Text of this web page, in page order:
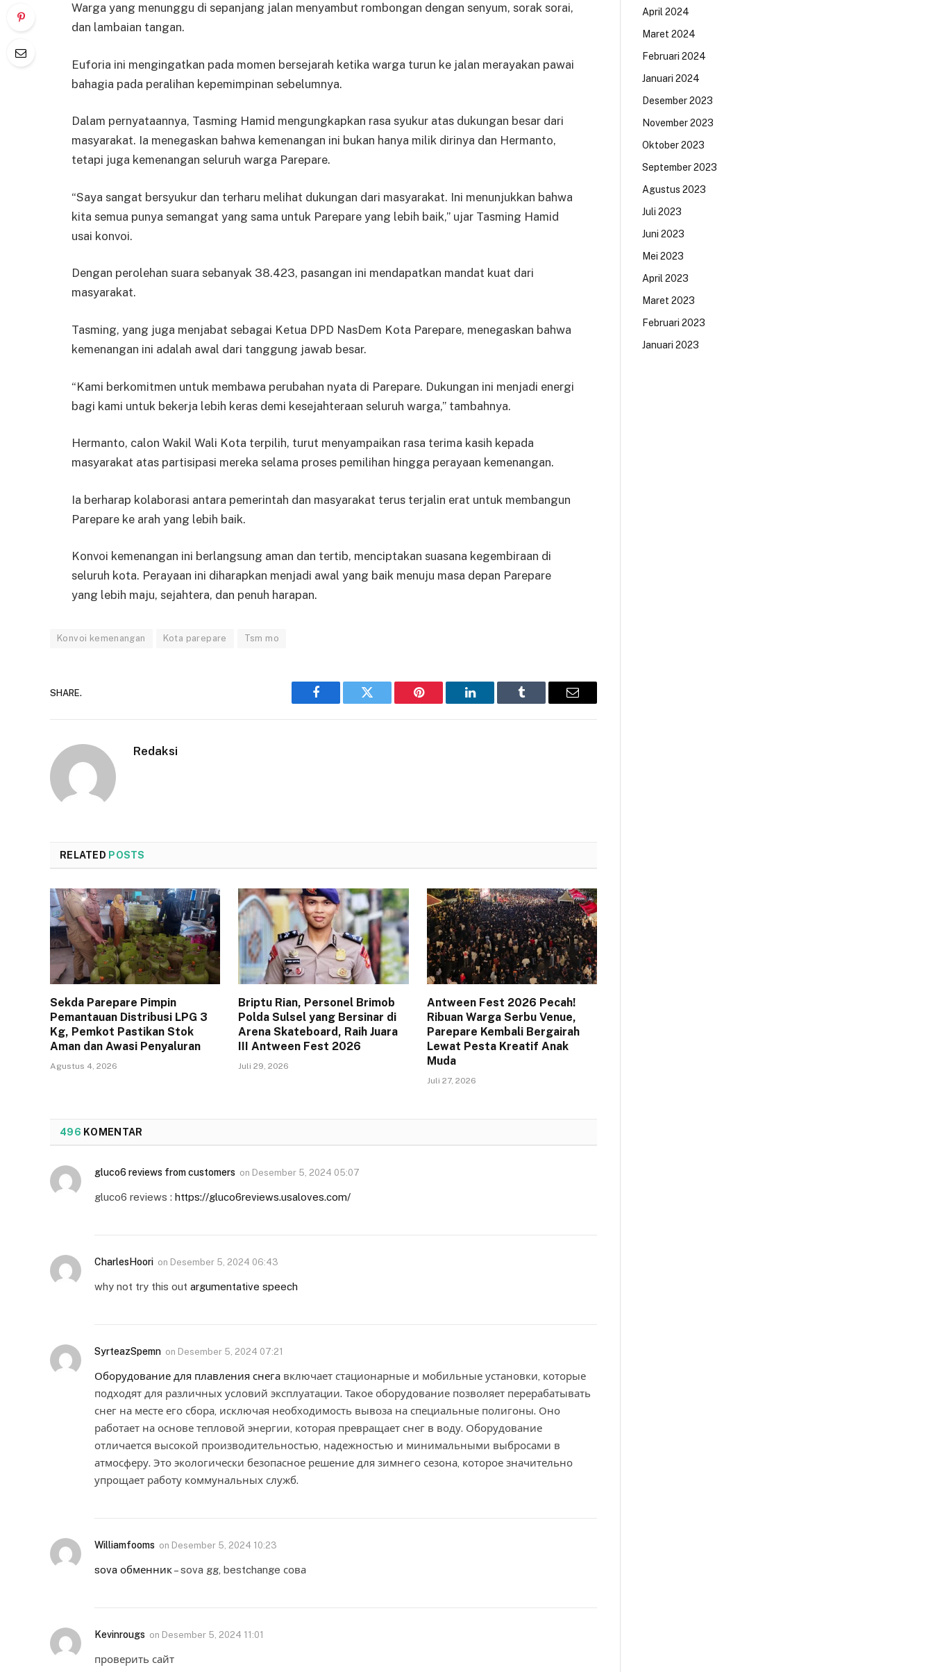
Warga yang menunggu di sepanjang jalan menyambut rombongan dengan senyum, sorak sorai,
dan lambaian tangan.
Euforia ini mengingatkan pada momen bersejarah ketika warga turun ke jalan merayakan pawai
bahagia pada peralihan kepemimpinan sebelumnya.
Dalam pernyataannya, Tasming Hamid mengungkapkan rasa syukur atas dukungan besar dari
masyarakat. Ia menegaskan bahwa kemenangan ini bukan hanya milik dirinya dan Hermanto,
tetapi juga kemenangan seluruh warga Parepare.
“Saya sangat bersyukur dan terharu melihat dukungan dari masyarakat. Ini menunjukkan bahwa
kita semua punya semangat yang sama untuk Parepare yang lebih baik,” ujar Tasming Hamid
usai konvoi.
Dengan perolehan suara sebanyak 38.423, pasangan ini mendapatkan mandat kuat dari
masyarakat.
Tasming, yang juga menjabat sebagai Ketua DPD NasDem Kota Parepare, menegaskan bahwa
kemenangan ini adalah awal dari tanggung jawab besar.
“Kami berkomitmen untuk membawa perubahan nyata di Parepare. Dukungan ini menjadi energi
bagi kami untuk bekerja lebih keras demi kesejahteraan seluruh warga,” tambahnya.
Hermanto, calon Wakil Wali Kota terpilih, turut menyampaikan rasa terima kasih kepada
masyarakat atas partisipasi mereka selama proses pemilihan hingga perayaan kemenangan.
Ia berharap kolaborasi antara pemerintah dan masyarakat terus terjalin erat untuk membangun
Parepare ke arah yang lebih baik.
Konvoi kemenangan ini berlangsung aman dan tertib, menciptakan suasana kegembiraan di
seluruh kota. Perayaan ini diharapkan menjadi awal yang baik menuju masa depan Parepare
yang lebih maju, sejahtera, dan penuh harapan.
Konvoi kemenangan Kota parepare Tsm mo
SHARE.
Facebook Twitter Pinterest LinkedIn Tumblr Email
Redaksi
RELATED POSTS
Sekda Parepare Pimpin
Pemantauan Distribusi LPG 3
Kg, Pemkot Pastikan Stok
Aman dan Awasi Penyaluran
Agustus 4, 2026
Briptu Rian, Personel Brimob
Polda Sulsel yang Bersinar di
Arena Skateboard, Raih Juara
III Antween Fest 2026
Juli 29, 2026
Antween Fest 2026 Pecah!
Ribuan Warga Serbu Venue,
Parepare Kembali Bergairah
Lewat Pesta Kreatif Anak
Muda
Juli 27, 2026
496 KOMENTAR
gluco6 reviews from customers on Desember 5, 2024 05:07
gluco6 reviews : https://gluco6reviews.usaloves.com/
CharlesHoori on Desember 5, 2024 06:43
why not try this out argumentative speech
SyrteazSpemn on Desember 5, 2024 07:21
Оборудование для плавления снега включает стационарные и мобильные установки, которые
подходят для различных условий эксплуатации. Такое оборудование позволяет перерабатывать
снег на месте его сбора, исключая необходимость вывоза на специальные полигоны. Оно
работает на основе тепловой энергии, которая превращает снег в воду. Оборудование
отличается высокой производительностью, надежностью и минимальными выбросами в
атмосферу. Это экологически безопасное решение для зимнего сезона, которое значительно
упрощает работу коммунальных служб.
Williamfooms on Desember 5, 2024 10:23
sova обменник– sova gg, bestchange сова
Kevinrougs on Desember 5, 2024 11:01
проверить сайт
April 2024
Maret 2024
Februari 2024
Januari 2024
Desember 2023
November 2023
Oktober 2023
September 2023
Agustus 2023
Juli 2023
Juni 2023
Mei 2023
April 2023
Maret 2023
Februari 2023
Januari 2023